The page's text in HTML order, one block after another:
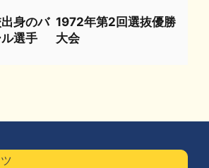
身のバ
選手
1972年第2回選抜優勝
大会